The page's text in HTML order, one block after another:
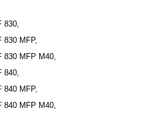
830,
830 MFP,
830 MFP M40,
840,
840 MFP,
840 MFP M40,